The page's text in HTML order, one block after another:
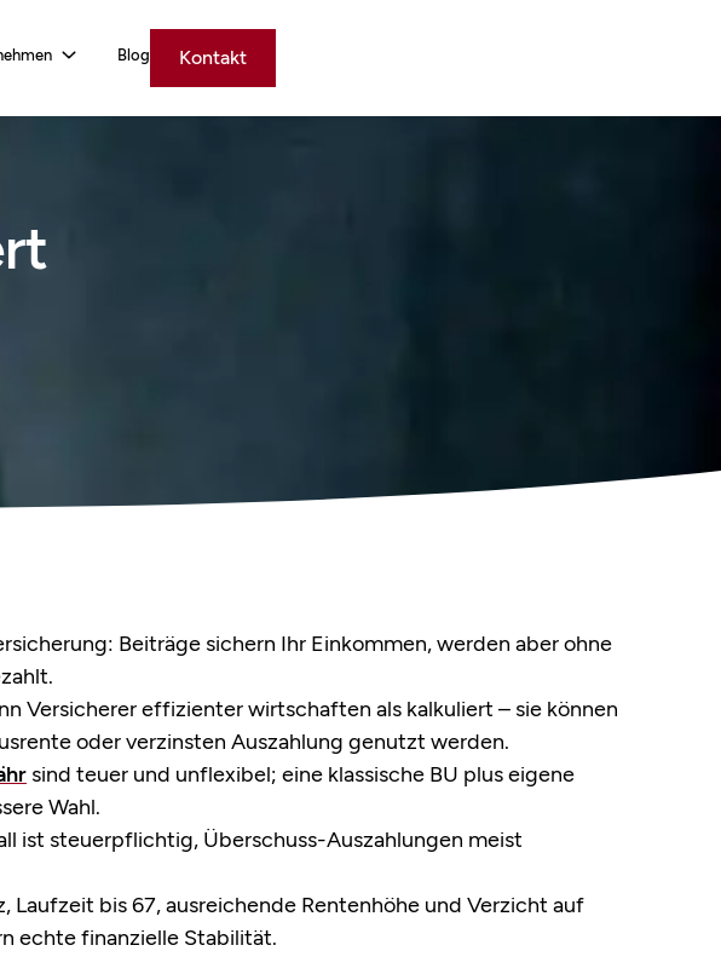
Blog Kontakt
Beiträge sichern Ihr Einkommen, werden aber ohne
Versicherer effizienter wirtschaften als kalkuliert – sie können
oder verzinsten Auszahlung genutzt werden.
sind teuer und unflexibel; eine klassische BU plus eigene
Wahl.
ist steuerpflichtig, Überschuss-Auszahlungen meist
Laufzeit bis 67, ausreichende Rentenhöhe und Verzicht auf
echte finanzielle Stabilität.